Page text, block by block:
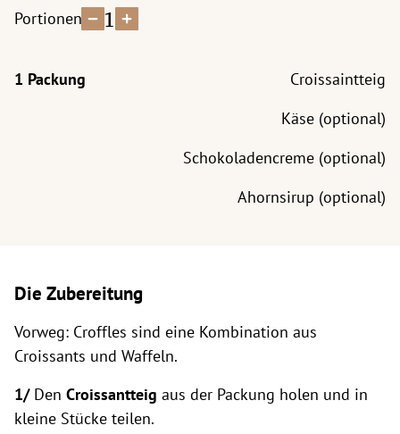
Portionen 1
Croissaintteig
Käse (optional)
Schokoladencreme (optional)
Ahornsirup (optional)
Die Zubereitung
Vorweg: Croffles sind eine Kombination aus
Croissants und Waffeln.
1/Den Croissantteig aus der Packung holen und in
kleine Stücke teilen.